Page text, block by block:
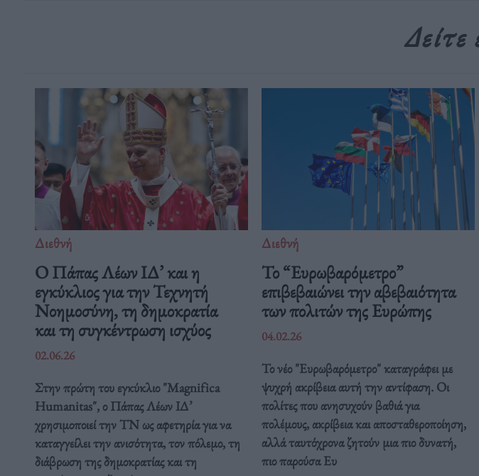
Δείτε
Διεθνή
Ο Πάπας Λέων ΙΔ’ και η
εγκύκλιος για την Τεχνητή
Νοημοσύνη, τη δημοκρατία
και τη συγκέντρωση ισχύος
02.06.26
Στην πρώτη του εγκύκλιο "Magnifica
Humanitas", ο Πάπας Λέων ΙΔ’
χρησιμοποιεί την ΤΝ ως αφετηρία για να
καταγγείλει την ανισότητα, τον πόλεμο, τη
διάβρωση της δημοκρατίας και τη
Διεθνή
Το “Ευρωβαρόμετρο”
επιβεβαιώνει την αβεβαιότητα
των πολιτών της Ευρώπης
04.02.26
Το νέο "Ευρωβαρόμετρο" καταγράφει με
ψυχρή ακρίβεια αυτή την αντίφαση. Oι
πολίτες που ανησυχούν βαθιά για
πολέμους, ακρίβεια και αποσταθεροποίηση,
αλλά ταυτόχρονα ζητούν μια πιο δυνατή,
πιο παρούσα Ευ